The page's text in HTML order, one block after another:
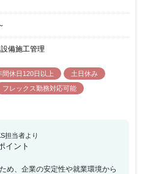
備施工管理
間休日120日以上
土日休み
フレックス勤務対応可能
担当者より
イント
め、企業の安定性や就業環境から